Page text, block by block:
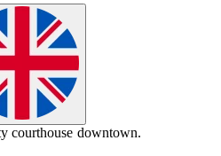
courthouse downtown.